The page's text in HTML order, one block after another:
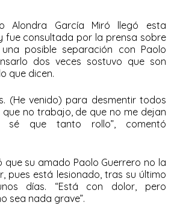
Alondra García Miró llegó esta
fue consultada por la prensa sobre
posible separación con Paolo
dos veces sostuvo que son
que dicen.
(He venido) para desmentir todos
que no trabajo, de que no me dejan
que tanto rollo”, comentó
que su amado Paolo Guerrero no la
pues está lesionado, tras su último
días. “Está con dolor, pero
sea nada grave”.